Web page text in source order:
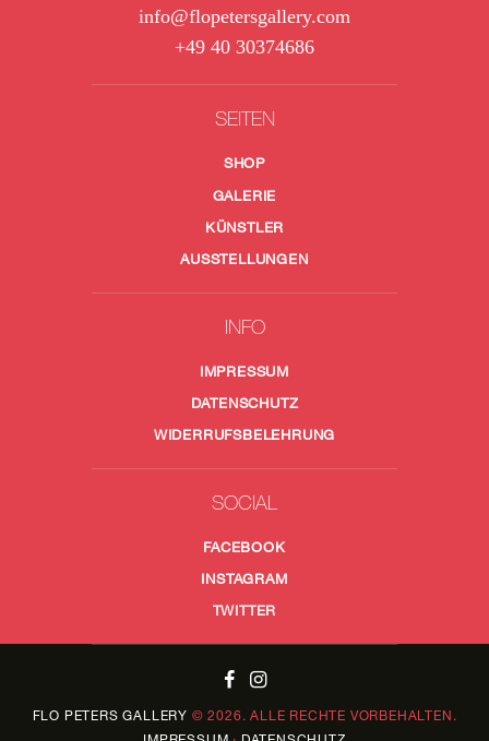
info@flopetersgallery.com
+49 40 30374686
SEITEN
SHOP
GALERIE
KÜNSTLER
AUSSTELLUNGEN
INFO
IMPRESSUM
DATENSCHUTZ
WIDERRUFSBELEHRUNG
SOCIAL
FACEBOOK
INSTAGRAM
TWITTER
FLO PETERS GALLERY © 2026. ALLE RECHTE VORBEHALTEN.